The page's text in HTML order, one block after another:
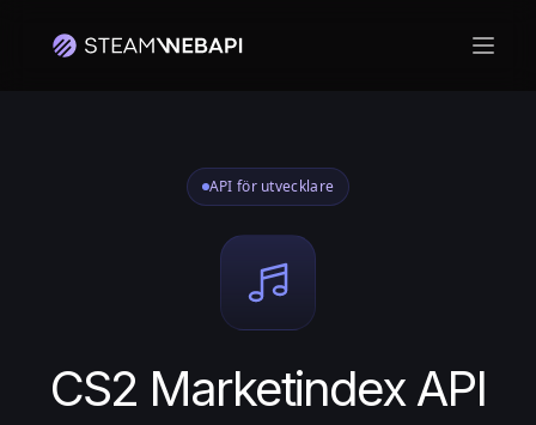
API för utvecklare
CS2 Marketindex API